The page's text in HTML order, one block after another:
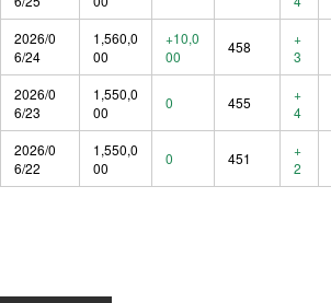
2026/0
6/24
1,560,0
00
+10,0
00
458
+
3
2026/0
6/23
1,550,0
00
0 455
+
4
2026/0
6/22
1,550,0
00
0 451
+
2